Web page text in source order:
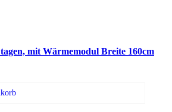
mit Wärmemodul Breite 160cm